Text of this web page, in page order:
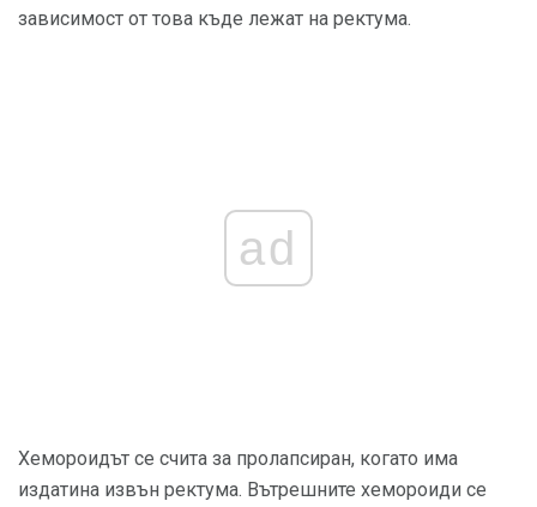
зависимост от това къде лежат на ректума.
ad
Хемороидът се счита за пролапсиран, когато има
издатина извън ректума. Вътрешните хемороиди се